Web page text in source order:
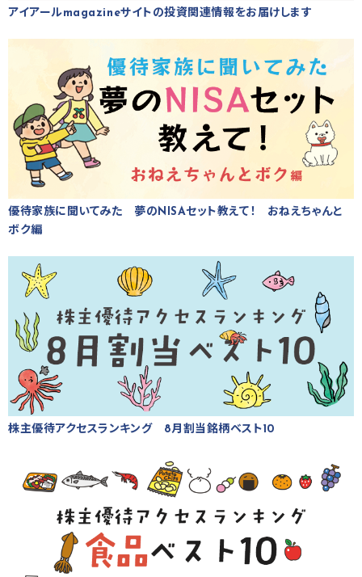
アイアールmagazineサイトの投資関連情報をお届けします
優待家族に聞いてみた 夢のNISAセット教えて！ おねえちゃんと
ボク編
株主優待アクセスランキング 8月割当銘柄ベスト10